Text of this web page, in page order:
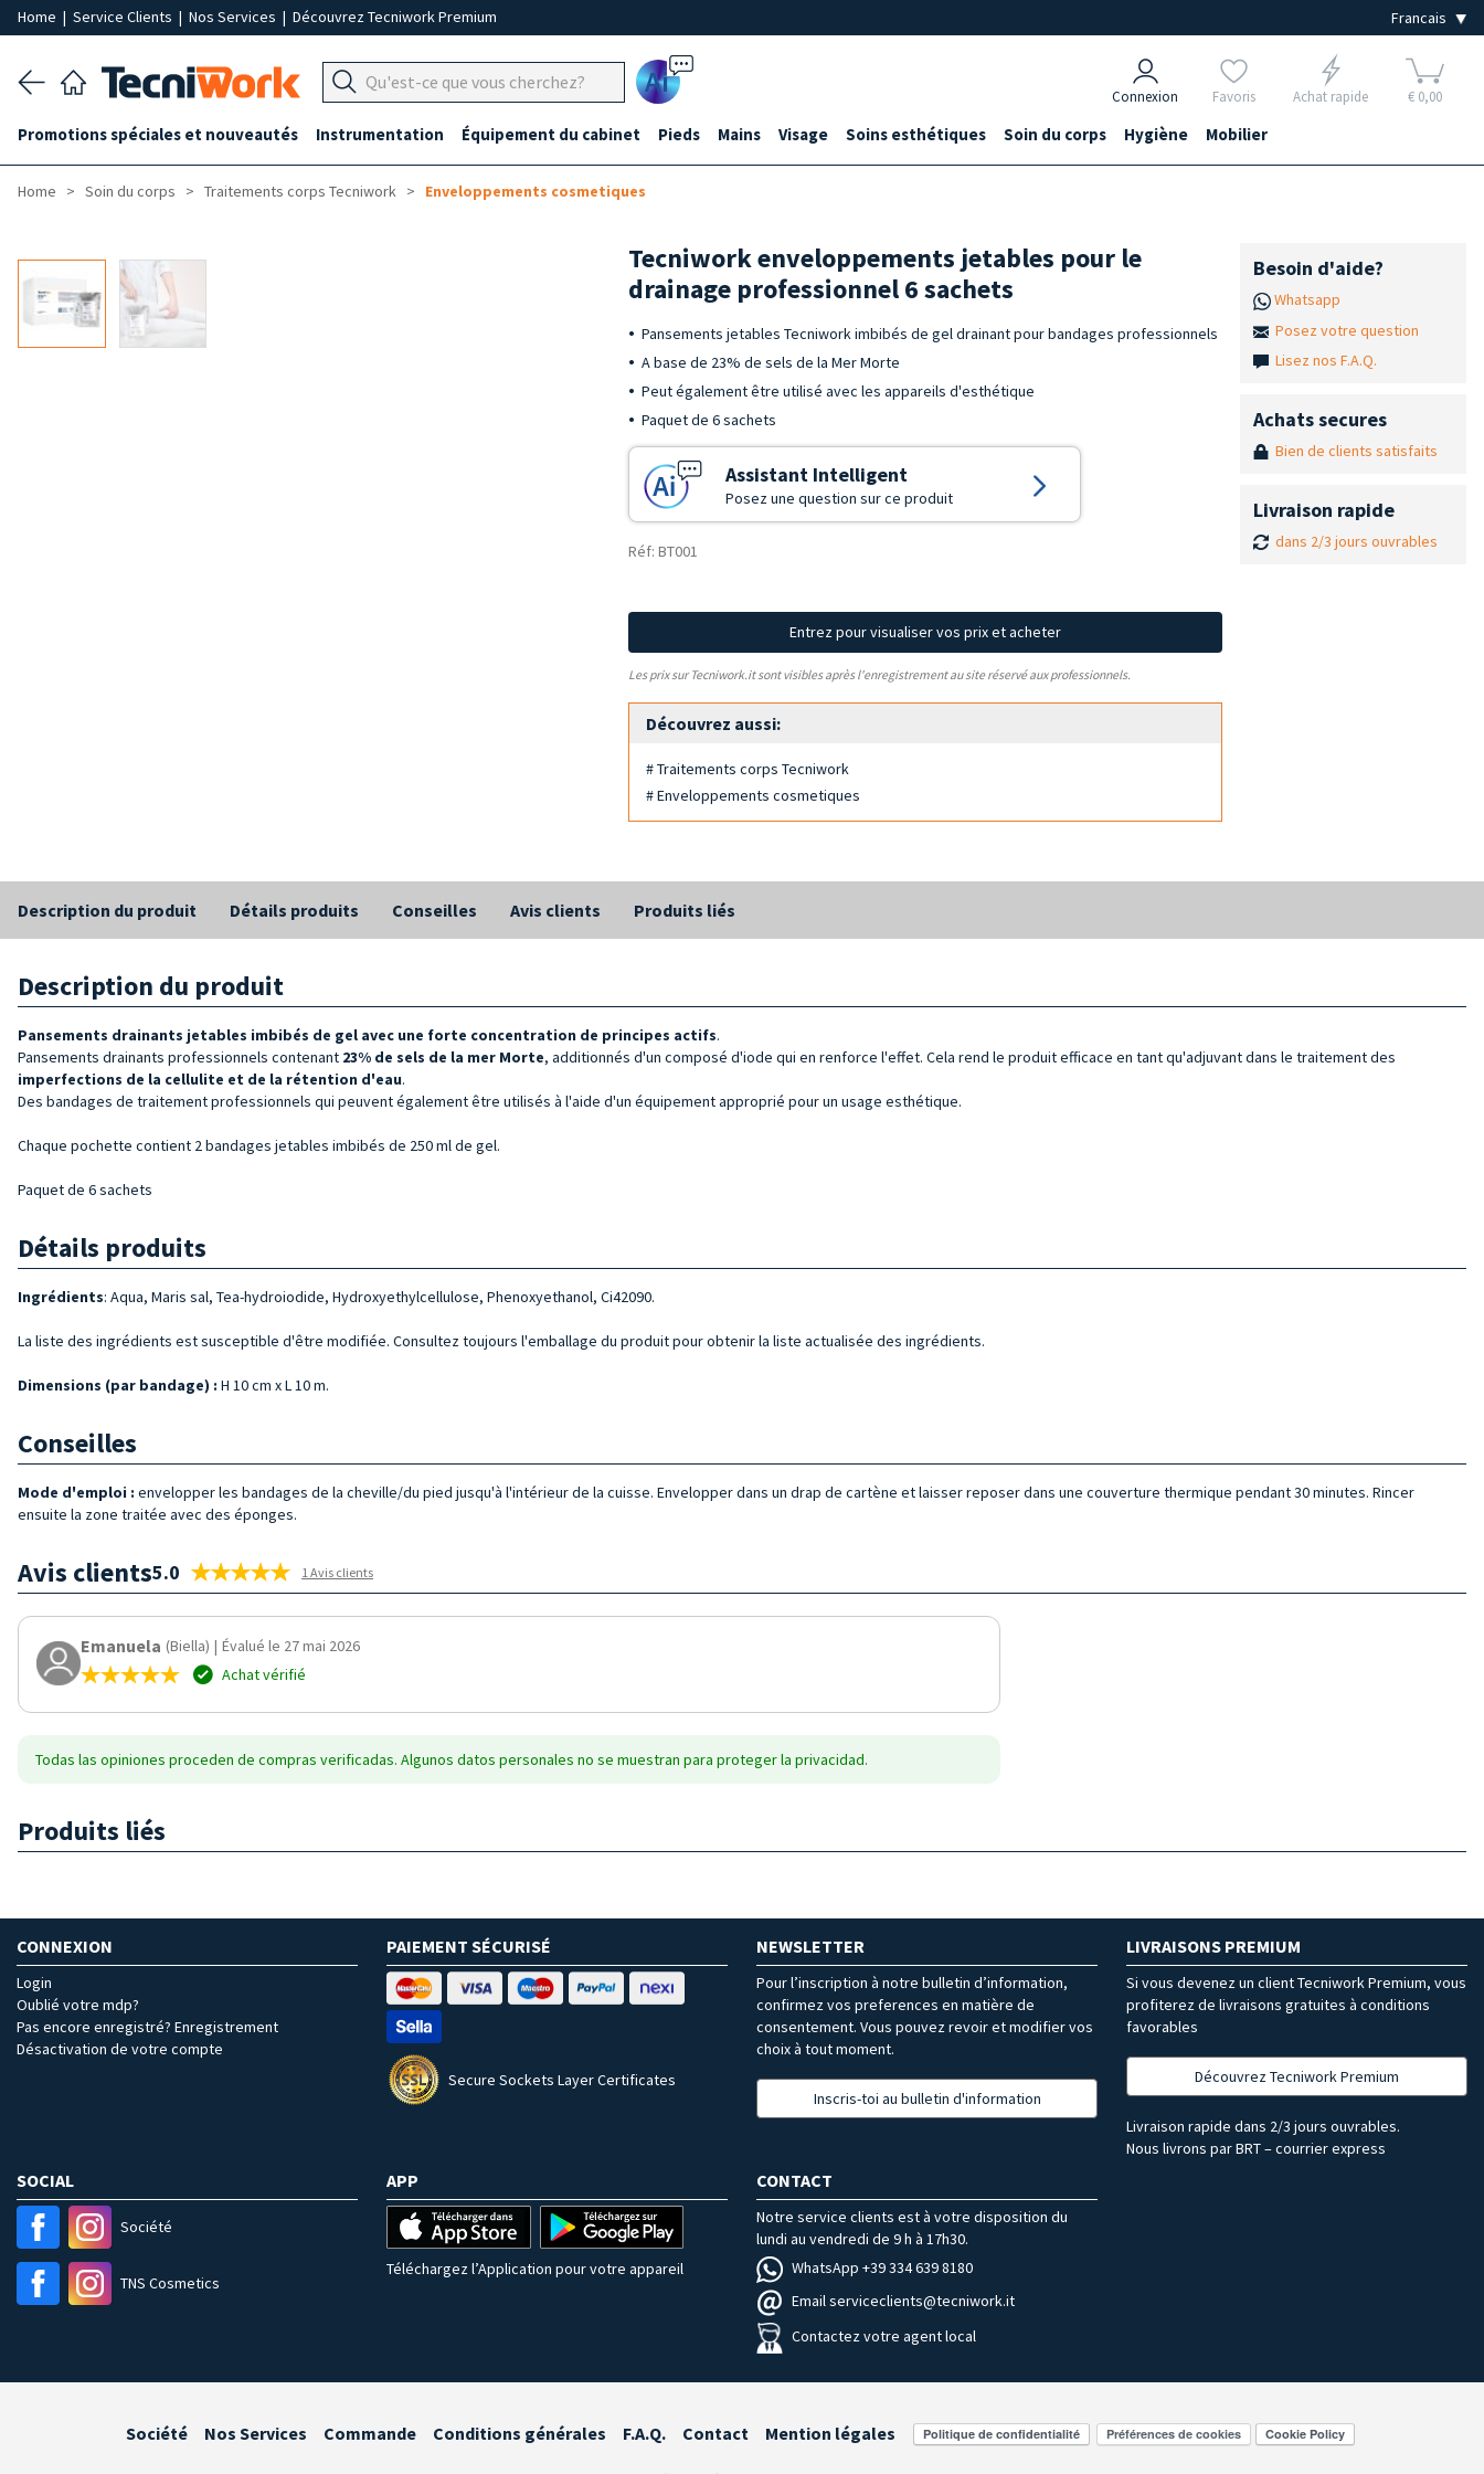
Home | Service Clients | Nos Services | Découvrez Tecniwork Premium
Ai Connexion Favoris Achat rapide € 0,00
Promotions spéciales et nouveautés Instrumentation Équipement du cabinet Pieds Mains Visage Soins esthétiques Soin du corps Hygiène Mobilier
Home Soin du corps Traitements corps Tecniwork Enveloppements cosmetiques
Tecniwork enveloppements jetables pour le
drainage professionnel 6 sachets
Pansements jetables Tecniwork imbibés de gel drainant pour bandages professionnels
A base de 23% de sels de la Mer Morte
Peut également être utilisé avec les appareils d'esthétique
Paquet de 6 sachets
Assistant Intelligent
Posez une question sur ce produit
Réf: BT001
Entrez pour visualiser vos prix et acheter
Les prix sur Tecniwork.it sont visibles après l'enregistrement au site réservé aux professionnels.
Découvrez aussi:
# Traitements corps Tecniwork
# Enveloppements cosmetiques
Besoin d'aide?
Whatsapp
Posez votre question
Lisez nos F.A.Q.
Achats secures
Bien de clients satisfaits
Livraison rapide
dans 2/3 jours ouvrables
Description du produit Détails produits Conseilles Avis clients Produits liés
Description du produit
Pansements drainants jetables imbibés de gel avec une forte concentration de principes actifs.
Pansements drainants professionnels contenant 23% de sels de la mer Morte, additionnés d'un composé d'iode qui en renforce l'effet. Cela rend le produit efficace en tant qu'adjuvant dans le traitement des
imperfections de la cellulite et de la rétention d'eau.
Des bandages de traitement professionnels qui peuvent également être utilisés à l'aide d'un équipement approprié pour un usage esthétique.
Chaque pochette contient 2 bandages jetables imbibés de 250 ml de gel.
Paquet de 6 sachets
Détails produits
Ingrédients: Aqua, Maris sal, Tea-hydroiodide, Hydroxyethylcellulose, Phenoxyethanol, Ci42090.
La liste des ingrédients est susceptible d'être modifiée. Consultez toujours l'emballage du produit pour obtenir la liste actualisée des ingrédients.
Dimensions (par bandage) : H 10 cm x L 10 m.
Conseilles
Mode d'emploi : envelopper les bandages de la cheville/du pied jusqu'à l'intérieur de la cuisse. Envelopper dans un drap de cartène et laisser reposer dans une couverture thermique pendant 30 minutes. Rincer
ensuite la zone traitée avec des éponges.
Avis clients5.0 1 Avis clients
Emanuela (Biella) | Évalué le 27 mai 2026
Achat vérifié
Todas las opiniones proceden de compras verificadas. Algunos datos personales no se muestran para proteger la privacidad.
Produits liés
CONNEXION
Login
Oublié votre mdp?
Pas encore enregistré? Enregistrement
Désactivation de votre compte
PAIEMENT SÉCURISÉ
Secure Sockets Layer Certificates
NEWSLETTER
Pour l’inscription à notre bulletin d’information,
confirmez vos preferences en matière de
consentement. Vous pouvez revoir et modifier vos
choix à tout moment.
Inscris-toi au bulletin d'information
LIVRAISONS PREMIUM
Si vous devenez un client Tecniwork Premium, vous
profiterez de livraisons gratuites à conditions
favorables
Découvrez Tecniwork Premium
Livraison rapide dans 2/3 jours ouvrables.
Nous livrons par BRT – courrier express
SOCIAL
Société
TNS Cosmetics
APP
Téléchargez l’Application pour votre appareil
CONTACT
Notre service clients est à votre disposition du
lundi au vendredi de 9 h à 17h30.
WhatsApp +39 334 639 8180
Email serviceclients@tecniwork.it
Contactez votre agent local
Société Nos Services Commande Conditions générales F.A.Q. Contact Mention légales Préférences de cookies